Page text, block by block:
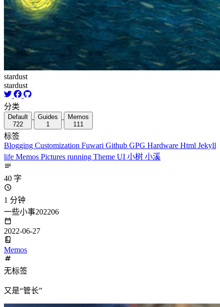
stardust
stardust
分类
Default
722
Guides
1
Memos
111
标签
Blogging Customization Fuwari Github GPG Hardware Html Jekyll
life Memos Pictures running Theme UI 小树 小溪
40 字
1 分钟
一些小事202206
2022-06-27
Memos
无标签
又是“管长”